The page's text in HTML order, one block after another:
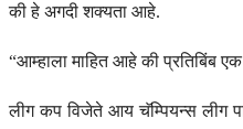
की हे अगदी शक्यता आहे.
“आम्हाला माहित आहे की प्रतिबिंब
लीग कप विजेते आय चॅम्पियन्स लीग